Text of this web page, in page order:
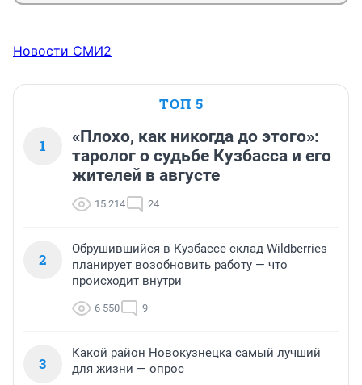
Новости СМИ2
ТОП 5
1
«Плохо, как никогда до этого»:
таролог о судьбе Кузбасса и его
жителей в августе
15 214 24
2
Обрушившийся в Кузбассе склад Wildberries
планирует возобновить работу — что
происходит внутри
6 550 9
3
Какой район Новокузнецка самый лучший
для жизни — опрос